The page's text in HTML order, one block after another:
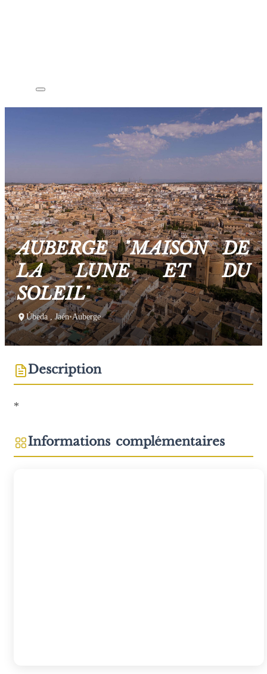
AUBERGE "MAISON DE
LA LUNE ET DU
SOLEIL"
Úbeda , Jaén•Auberge
Description
*
Informations complémentaires